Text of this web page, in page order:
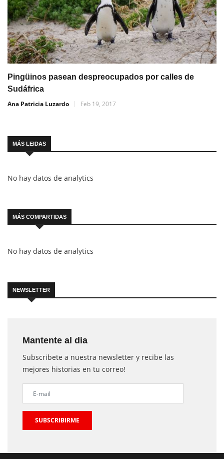
Pingüinos pasean despreocupados por calles de
Sudáfrica
Ana Patricia Luzardo
Feb 19, 2017
MÁS LEIDAS
No hay datos de analytics
MÁS COMPARTIDAS
No hay datos de analytics
NEWSLETTER
Mantente al dia
Subscribete a nuestra newsletter y recibe las
mejores historias en tu correo!
SUBSCRIBIRME